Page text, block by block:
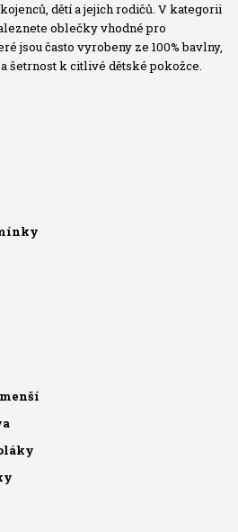
dětí a jejich rodičů. V kategorii
oblečky vhodné pro
jsou často vyrobeny ze 100% bavlny,
šetrnost k citlivé dětské pokožce.